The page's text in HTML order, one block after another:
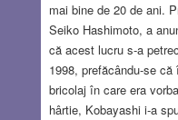
mai bine de 20 de ani.
Seiko Hashimoto, a
că acest lucru s-a
1998, prefăcându-se
bricolaj în care era
hârtie, Kobayashi i-a